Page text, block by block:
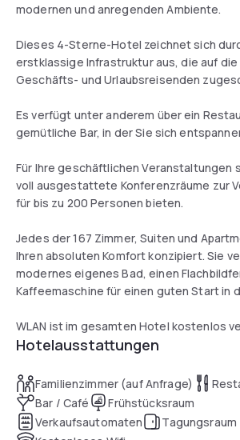
modernen und anregenden Ambiente.
Dieses 4-Sterne-Hotel zeichnet sich
erstklassige Infrastruktur aus, die auf
Geschäfts- und Urlaubsreisenden
Es verfügt unter anderem über ein
gemütliche Bar, in der Sie sich
Für Ihre geschäftlichen Veranstaltungen
voll ausgestattete Konferenzräume zur
für bis zu 200 Personen bieten.
Jedes der 167 Zimmer, Suiten und
Ihren absoluten Komfort konzipiert. Sie
modernes eigenes Bad, einen
Kaffeemaschine für einen guten Start in
WLAN ist im gesamten Hotel kostenlos
Hotelausstattungen
Familienzimmer (auf Anfrage)
Bar / Café
Frühstücksraum
Verkaufsautomaten
Tagungsraum